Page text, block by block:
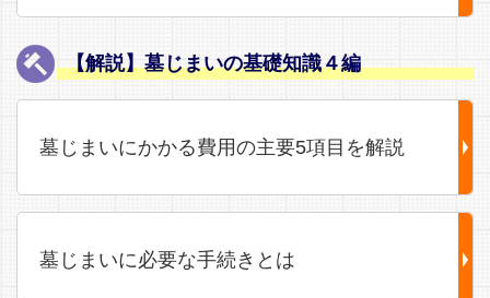
【解説】墓じまいの基礎知識４編
墓じまいにかかる費用の主要5項目を解説
墓じまいに必要な手続きとは